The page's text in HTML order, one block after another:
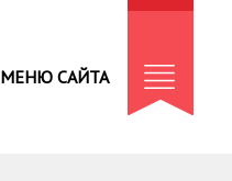
МЕНЮ САЙТА